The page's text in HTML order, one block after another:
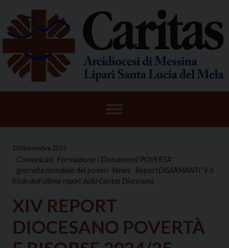
content
10 Novembre 2025
Comunicati Formazione / Documenti
giornata mondiale dei poveri News Report
"POVERTA'
DISARMANTI" è il
titolo dell'ultimo report della Caritas Diocesana
XIV REPORT
DIOCESANO POVERTÀ